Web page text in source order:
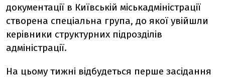
документації в Київській міськадміністрації
створена спеціальна група, до якої увійшли
керівники структурних підрозділів
адміністрації.
На цьому тижні відбудеться перше засідання